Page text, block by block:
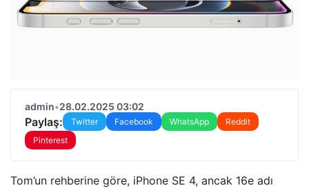
admin•28.02.2025 03:02
Paylaş: Twitter Facebook WhatsApp
Reddit
Pinterest
Tom’un rehberine göre, iPhone SE 4, ancak 16e adı